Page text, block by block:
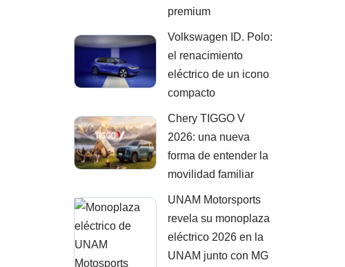
premium
Volkswagen ID. Polo:
el renacimiento
eléctrico de un icono
compacto
Chery TIGGO V
2026: una nueva
forma de entender la
movilidad familiar
UNAM Motorsports
revela su monoplaza
eléctrico 2026 en la
UNAM junto con MG